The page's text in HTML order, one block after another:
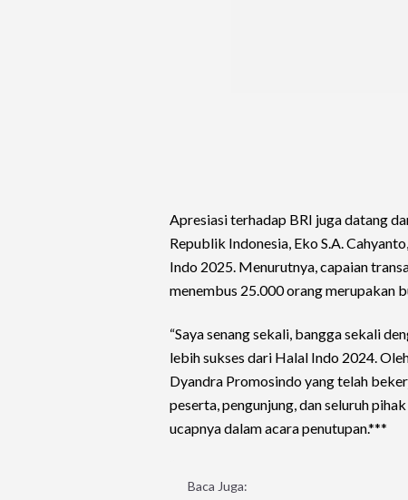
Apresiasi terhadap BRI juga datang
Republik Indonesia, Eko S.A.
Indo 2025. Menurutnya, capaian
menembus 25.000 orang merupakan
“Saya senang sekali, bangga sekali
lebih sukses dari Halal Indo 2024.
Dyandra Promosindo yang telah
peserta, pengunjung, dan seluruh
ucapnya dalam acara penutupan.***
Baca Juga: